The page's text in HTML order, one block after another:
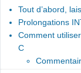
Tout d’abord,
Prolongations
Comment
C